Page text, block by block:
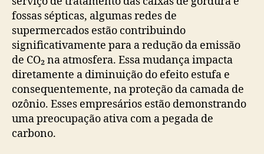
fossas sépticas, algumas redes de
supermercados estão contribuindo
significativamente para a redução da emissão
de CO₂ na atmosfera. Essa mudança impacta
diretamente a diminuição do efeito estufa e
consequentemente, na proteção da camada de
ozônio. Esses empresários estão demonstrando
uma preocupação ativa com a pegada de
carbono.